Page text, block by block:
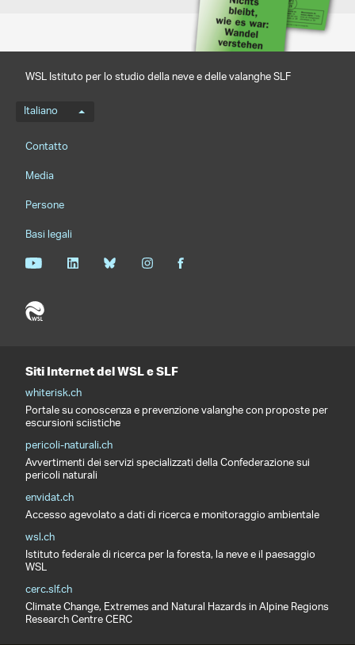
WSL Istituto per lo studio della neve e delle valanghe SLF
Menu della lingua
Italiano
Footernavigation
Contatto
Media
Persone
Basi legali
Siti Internet del WSL e SLF
whiterisk.ch
Portale su conoscenza e prevenzione valanghe con proposte per
escursioni sciistiche
pericoli-naturali.ch
Avvertimenti dei servizi specializzati della Confederazione sui
pericoli naturali
envidat.ch
Accesso agevolato a dati di ricerca e monitoraggio ambientale
wsl.ch
Istituto federale di ricerca per la foresta, la neve e il paesaggio
WSL
cerc.slf.ch
Climate Change, Extremes and Natural Hazards in Alpine Regions
Research Centre CERC